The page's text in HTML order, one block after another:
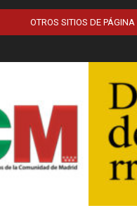
OTROS SITIOS DE